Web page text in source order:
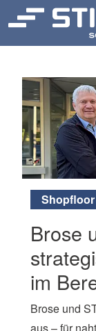
Shopfloor
Brose
im
Brose und